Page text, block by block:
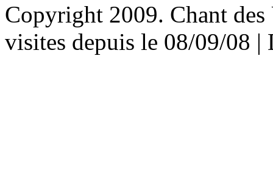
Copyright 2009. Chant des
visites depuis le 08/09/08